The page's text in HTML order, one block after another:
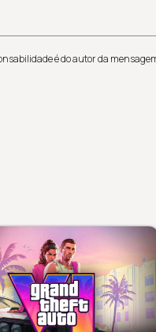
é do autor da